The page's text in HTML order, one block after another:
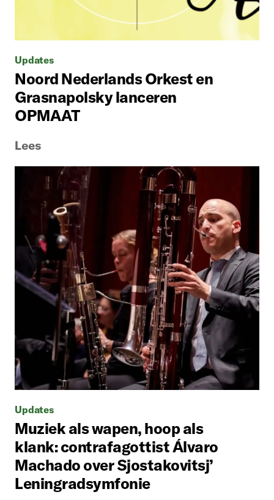
Updates
Noord Nederlands Orkest en
Grasnapolsky lanceren
OPMAAT
Lees
Updates
Muziek als wapen, hoop als
klank: contrafagottist Álvaro
Machado over Sjostakovitsj’
Leningradsymfonie